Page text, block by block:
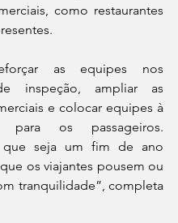
como restaurantes
as equipes nos
inspeção, ampliar as
e colocar equipes à
para os passageiros.
que seja um fim de ano
os viajantes pousem ou
tranquilidade”, completa